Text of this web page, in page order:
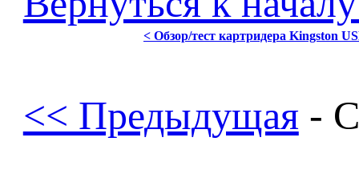
< Обзор/тест картридера Kingston
<< Предыдущая-